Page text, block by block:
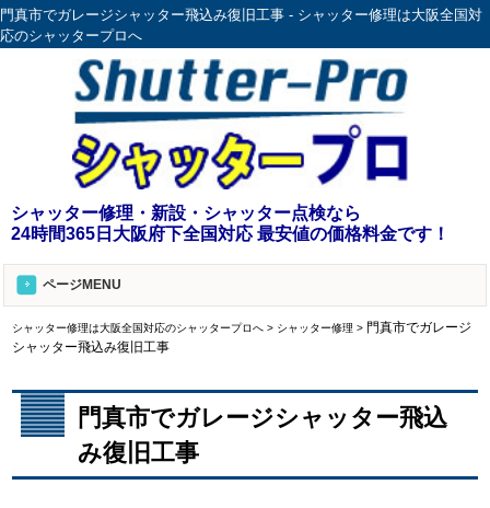
門真市でガレージシャッター飛込み復旧工事 - シャッター修理は大阪全国対
応のシャッタープロへ
シャッター修理・新設・シャッター点検なら
24時間365日大阪府下全国対応 最安値の価格料金です！
ページMENU
シャッター修理は大阪全国対応のシャッタープロへ > シャッター修理 > 門真市でガレージ
シャッター飛込み復旧工事
門真市でガレージシャッター飛込
み復旧工事